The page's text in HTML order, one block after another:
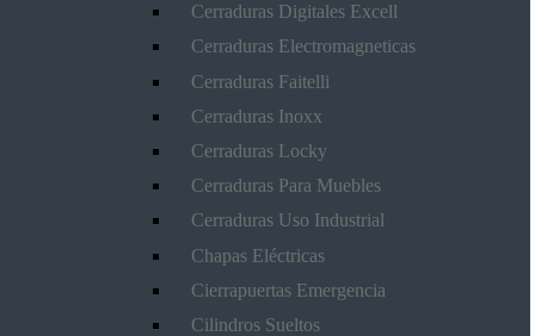
Cerraduras Digitales Excell
Cerraduras Electromagneticas
Cerraduras Faitelli
Cerraduras Inoxx
Cerraduras Locky
Cerraduras Para Muebles
Cerraduras Uso Industrial
Chapas Eléctricas
Cierrapuertas Emergencia
Cilindros Sueltos